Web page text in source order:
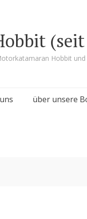
Hobbit
über unsere